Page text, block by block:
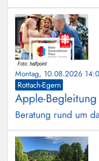
Montag, 10.08.2026
Rottach-Egern
Apple-
Beratung rund um